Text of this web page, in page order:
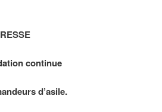
continue
d’asile.